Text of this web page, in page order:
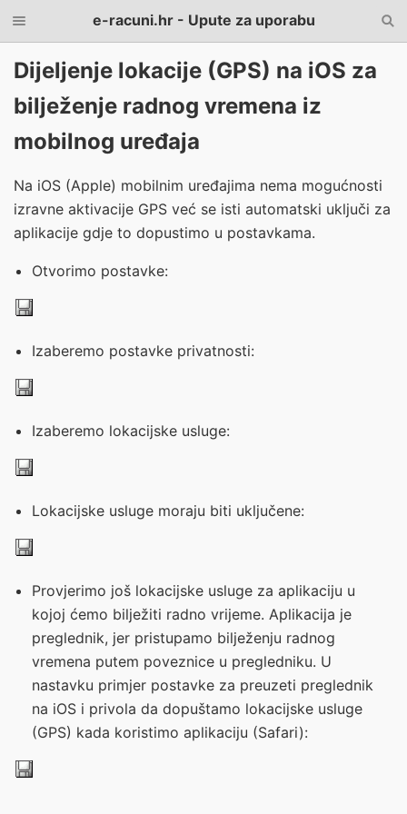
e-racuni.hr - Upute za uporabu
Dijeljenje lokacije (GPS) na iOS za
bilježenje radnog vremena iz
mobilnog uređaja
Na iOS (Apple) mobilnim uređajima nema mogućnosti
izravne aktivacije GPS već se isti automatski uključi za
aplikacije gdje to dopustimo u postavkama.
Otvorimo postavke:
Izaberemo postavke privatnosti:
Izaberemo lokacijske usluge:
Lokacijske usluge moraju biti uključene:
Provjerimo još lokacijske usluge za aplikaciju u
kojoj ćemo bilježiti radno vrijeme. Aplikacija je
preglednik, jer pristupamo bilježenju radnog
vremena putem poveznice u pregledniku. U
nastavku primjer postavke za preuzeti preglednik
na iOS i privola da dopuštamo lokacijske usluge
(GPS) kada koristimo aplikaciju (Safari):